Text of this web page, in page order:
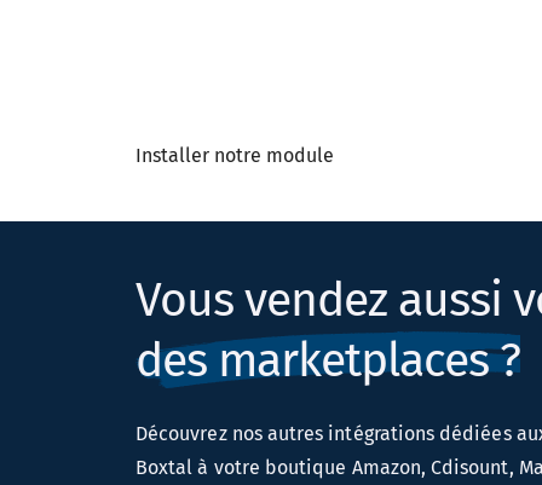
Installer notre module
Vous vendez aussi
des marketplaces ?
Découvrez nos autres intégrations dédiées
Boxtal à votre boutique Amazon, Cdisount,